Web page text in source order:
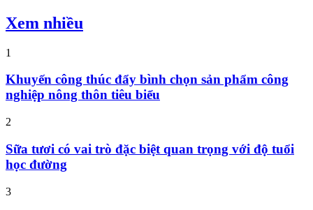
Xem nhiều
1
Khuyến công thúc đẩy bình chọn sản phẩm công
nghiệp nông thôn tiêu biểu
2
Sữa tươi có vai trò đặc biệt quan trọng với độ tuổi
học đường
3